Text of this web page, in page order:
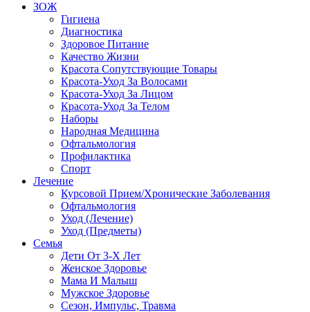
ЗОЖ
Гигиена
Диагностика
Здоровое Питание
Качество Жизни
Красота Сопутствующие Товары
Красота-Уход За Волосами
Красота-Уход За Лицом
Красота-Уход За Телом
Наборы
Народная Медицина
Офтальмология
Профилактика
Спорт
Лечение
Курсовой Прием/Хронические Заболевания
Офтальмология
Уход (Лечение)
Уход (Предметы)
Семья
Дети От 3-Х Лет
Женское Здоровье
Мама И Малыш
Мужское Здоровье
Сезон, Импульс, Травма